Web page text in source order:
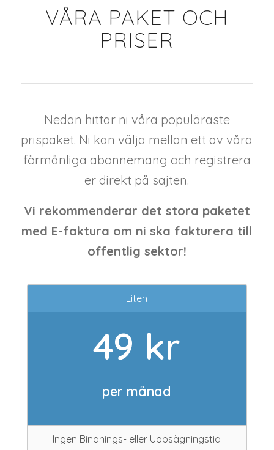
VÅRA PAKET OCH
PRISER
Nedan hittar ni våra populäraste
prispaket. Ni kan välja mellan ett av våra
förmånliga abonnemang och registrera
er direkt på sajten.
Vi rekommenderar det stora paketet
med E-faktura om ni ska fakturera till
offentlig sektor!
Liten
49 kr
per månad
Ingen Bindnings- eller Uppsägningstid